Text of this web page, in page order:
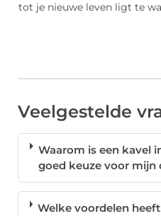
tot je nieuwe leven ligt te
Veelgestelde
Waarom is een kavel
goed keuze voor mijn
Welke voordelen